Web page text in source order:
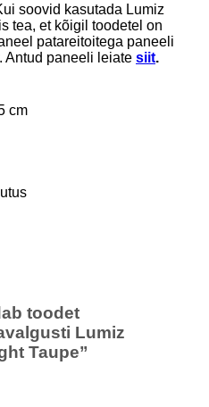
soovid kasutada Lumiz
tea, et kõigil toodetel on
patareitoitega paneeli
Antud paneeli leiate siit.
cm
toodet
Lumiz
Taupe”